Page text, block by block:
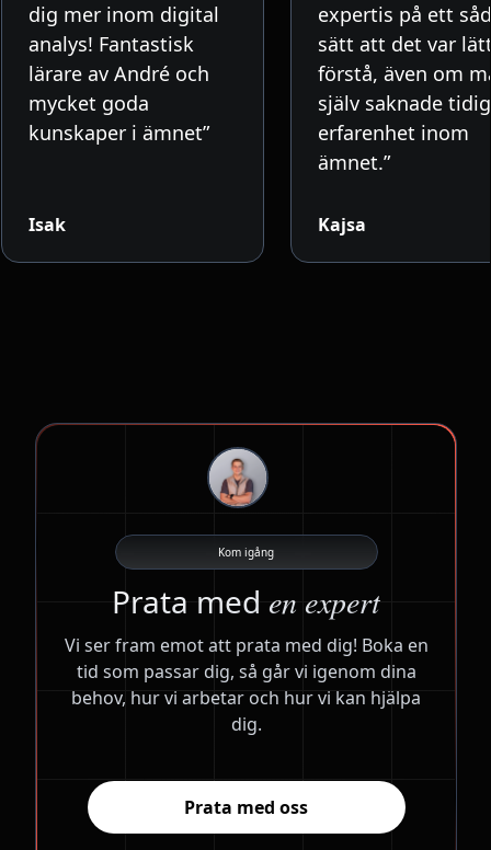
dig mer inom digital
analys! Fantastisk
lärare av André och
mycket goda
kunskaper i ämnet”
Isak
expertis på ett
sätt att det var
förstå, även om
själv saknade
erfarenhet inom
ämnet.”
Kajsa
Kom igång
Prata med en expert
Vi ser fram emot att prata med dig! Boka en
tid som passar dig, så går vi igenom dina
behov, hur vi arbetar och hur vi kan hjälpa
dig.
Prata med oss